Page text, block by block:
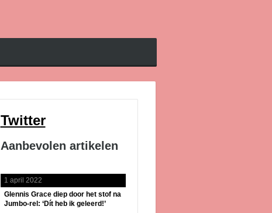
Twitter
Aanbevolen artikelen
1 april 2022
Glennis Grace diep door het stof na
Jumbo-rel: ‘Dít heb ik geleerd!’